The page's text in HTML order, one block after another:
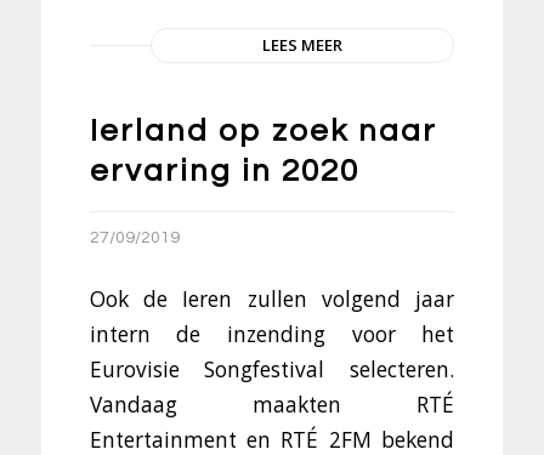
LEES MEER
Ierland op zoek naar
ervaring in 2020
27/09/2019
Ook de Ieren zullen volgend jaar
intern de inzending voor het
Eurovisie Songfestival selecteren.
Vandaag maakten RTÉ
Entertainment en RTÉ 2FM bekend